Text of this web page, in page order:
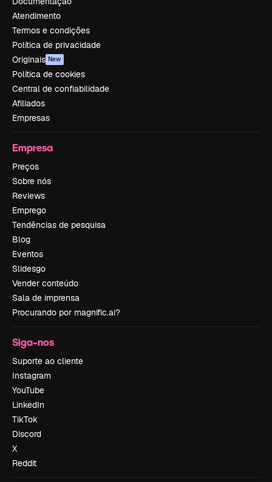
Atendimento
Termos e condições
Política de privacidade
Originais New
Política de cookies
Central de confiabilidade
Afiliados
Empresas
Empresa
Preços
Sobre nós
Reviews
Emprego
Tendências de pesquisa
Blog
Eventos
Slidesgo
Vender conteúdo
Sala de imprensa
Procurando por magnific.ai?
Siga-nos
Suporte ao cliente
Instagram
YouTube
LinkedIn
TikTok
Discord
X
Reddit